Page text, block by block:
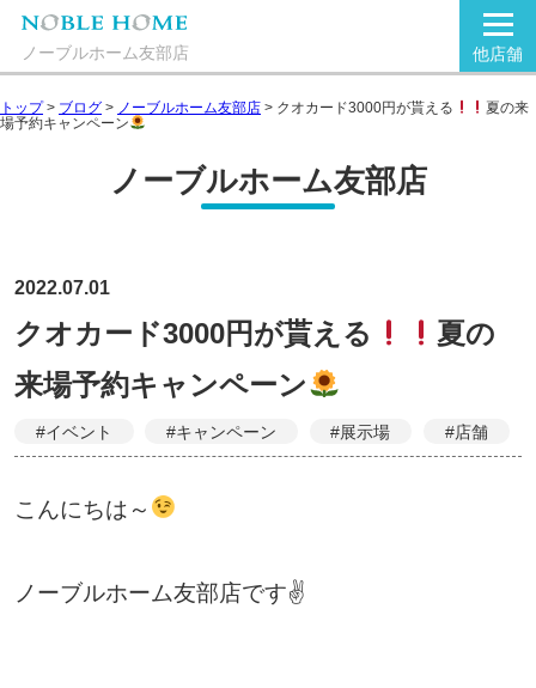
ノーブルホーム友部店 他店舗
トップ> ブログ > ノーブルホーム友部店 > クオカード3000円が貰える
夏の来
場予約キャンペーン
ノーブルホーム友部店
2022.07.01
クオカード3000円が貰える
夏の
来場予約キャンペーン
#イベント #キャンペーン #展示場 #店舗
こんにちは～
ノーブルホーム友部店です✌